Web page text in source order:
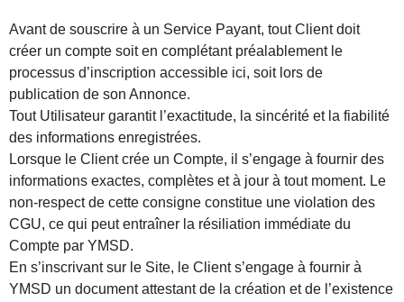
Avant de souscrire à un Service Payant, tout Client doit
créer un compte soit en complétant préalablement le
processus d’inscription accessible ici, soit lors de
publication de son Annonce.
Tout Utilisateur garantit l’exactitude, la sincérité et la fiabilité
des informations enregistrées.
Lorsque le Client crée un Compte, il s’engage à fournir des
informations exactes, complètes et à jour à tout moment. Le
non-respect de cette consigne constitue une violation des
CGU, ce qui peut entraîner la résiliation immédiate du
Compte par YMSD.
En s’inscrivant sur le Site, le Client s’engage à fournir à
YMSD un document attestant de la création et de l’existence